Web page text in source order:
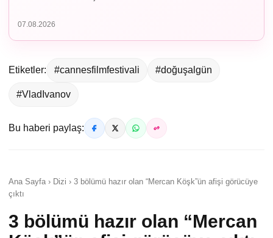
07.08.2026
Etiketler: #cannesfilmfestivali #doğuşalgün
#VladIvanov
Bu haberi paylaş:
Ana Sayfa › Dizi › 3 bölümü hazır olan “Mercan Köşk”ün afişi görücüye
çıktı
3 bölümü hazır olan “Mercan